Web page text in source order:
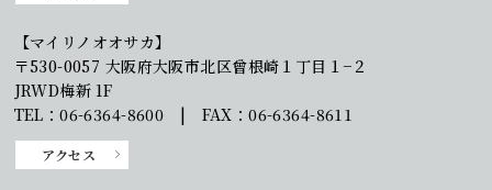
【マイリノオオサカ】
〒530-0057 大阪府大阪市北区曾根崎１丁目１−２
JRWD梅新 1F
TEL：06-6364-8600 | FAX：06-6364-8611
アクセス